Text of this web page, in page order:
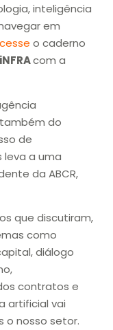
inteligência
em
o caderno
com a
do
de
a uma
da ABCR,
que discutiram,
como
diálogo
contratos e
artificial vai
o nosso setor.